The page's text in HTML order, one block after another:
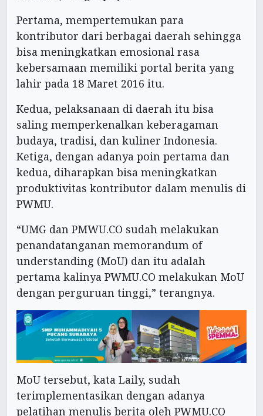
Pertama, mempertemukan para
kontributor dari berbagai daerah sehingga
bisa meningkatkan emosional rasa
kebersamaan memiliki portal berita yang
lahir pada 18 Maret 2016 itu.
Kedua, pelaksanaan di daerah itu bisa
saling memperkenalkan keberagaman
budaya, tradisi, dan kuliner Indonesia.
Ketiga, dengan adanya poin pertama dan
kedua, diharapkan bisa meningkatkan
produktivitas kontributor dalam menulis di
PWMU.
“UMG dan PMWU.CO sudah melakukan
penandatanganan memorandum of
understanding (MoU) dan itu adalah
pertama kalinya PWMU.CO melakukan MoU
dengan perguruan tinggi,” terangnya.
MoU tersebut, kata Laily, sudah
terimplementasikan dengan adanya
pelatihan menulis berita oleh PWMU.CO